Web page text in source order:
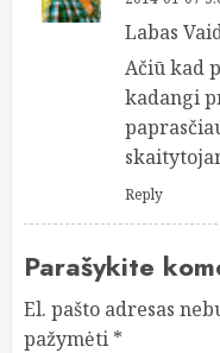
Labas
Ačiū kad
kadangi
Reply
Parašykite
El. pašto adresas
pažymėti *